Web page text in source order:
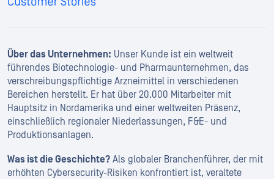
Über das Unternehmen: Unser Kunde ist ein weltweit
führendes Biotechnologie- und Pharmaunternehmen, das
verschreibungspflichtige Arzneimittel in verschiedenen
Bereichen herstellt. Er hat über 20.000 Mitarbeiter mit
Hauptsitz in Nordamerika und einer weltweiten Präsenz,
einschließlich regionaler Niederlassungen, F&E- und
Produktionsanlagen.
Was ist die Geschichte? Als globaler Branchenführer, der mit
erhöhten Cybersecurity-Risiken konfrontiert ist, veraltete